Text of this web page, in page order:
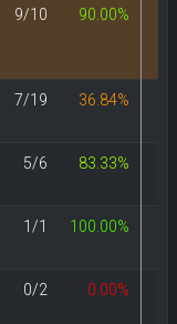
9/10 90.00%
7/19 36.84%
5/6 83.33%
1/1 100.00%
0/2 0.00%